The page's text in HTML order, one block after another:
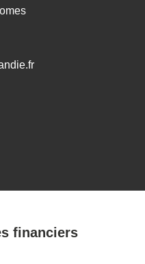
financiers